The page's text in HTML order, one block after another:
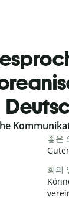
좋은
회의